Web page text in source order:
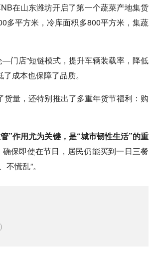
在山东潍坊开启了第一个蔬菜产地集货
多平方米，冷库面积多800平方米，集蔬
门店”短链模式，提升车辆装载率，降低
成本也保障了品质。
量，还特别推出了多重年货节福利：购
”作用尤为关键，是“城市韧性生活”的重
保即使在节日，居民仍能买到一日三餐
慌乱”。